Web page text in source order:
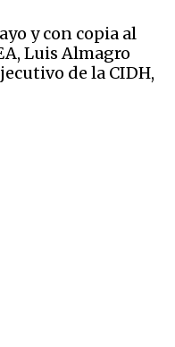
y con copia al
Luis Almagro
de la CIDH,